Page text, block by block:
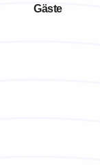
Gäste